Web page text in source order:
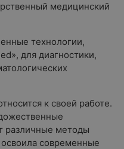
медицинский
технологии,
для диагностики,
к своей работе.
различные методы
современные